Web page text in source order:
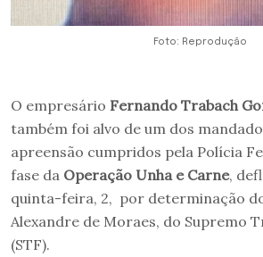
Foto: Reprodução
O empresário Fernando Trabach
também foi alvo de um dos
apreensão cumpridos pela Polícia
fase da Operação Unha e Carne,
quinta-feira, 2, por determinação
Alexandre de Moraes, do Supremo
(STF).